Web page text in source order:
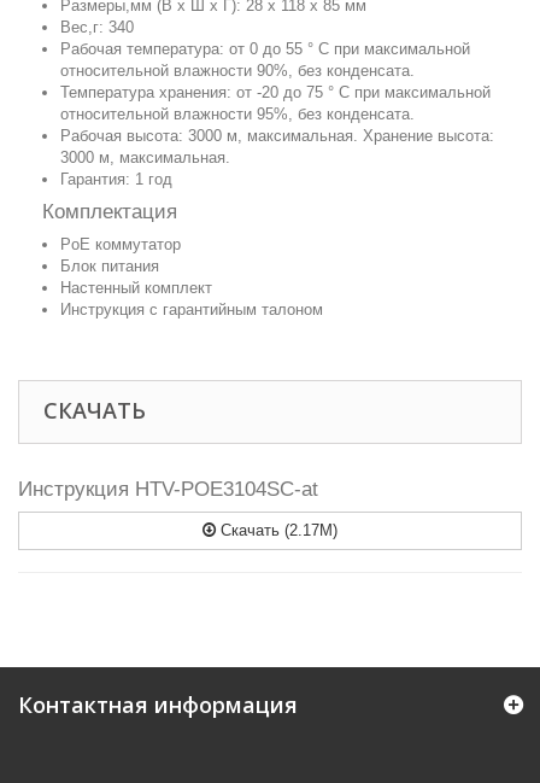
Размеры,мм (В х Ш х Г): 28 х 118 х 85 мм
Вес,г: 340
Рабочая температура: от 0 до 55 ° C при максимальной
относительной влажности 90%, без конденсата.
Температура хранения: от -20 до 75 ° C при максимальной
относительной влажности 95%, без конденсата.
Рабочая высота: 3000 м, максимальная. Хранение высота:
3000 м, максимальная.
Гарантия: 1 год
Комплектация
PoE коммутатор
Блок питания
Настенный комплект
Инструкция с гарантийным талоном
СКАЧАТЬ
Инструкция HTV-POE3104SС-at
Скачать (2.17M)
Контактная информация